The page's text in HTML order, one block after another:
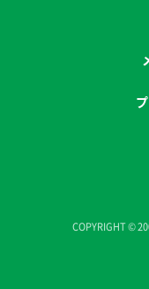
COPYRIGHT ©